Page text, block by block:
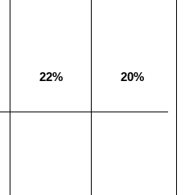
Deze opleiding:
22% Landelijk
20%